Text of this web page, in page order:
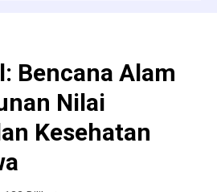
Bencana Alam
Nilai
Kesehatan